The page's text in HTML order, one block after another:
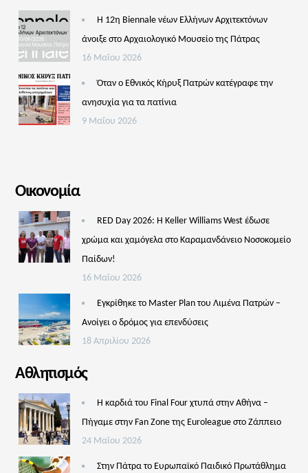
Η 12η Biennale νέων Ελλήνων Αρχιτεκτόνων
άνοιξε στο Αρχαιολογικό Μουσείο της Πάτρας
16 Μαΐου 2026
Όταν ο Εθνικός Κήρυξ Πατρών κατέγραφε την
ανησυχία για τα πατίνια
9 Μαΐου 2026
Οικονομία
RED Day 2026: Η Keller Williams West έδωσε
χρώμα και χαμόγελα στο Καραμανδάνειο Νοσοκομείο
Παίδων!
16 Μαΐου 2026
Εγκρίθηκε το Master Plan του Λιμένα Πατρών –
Aνοίγει ο δρόμος για επενδύσεις
18 Απριλίου 2026
Αθλητισμός
Η καρδιά του Final Four χτυπά στην Αθήνα –
Πήγαμε στην Fan Zone της Euroleague στο Ζάππειο
24 Μαΐου 2026
Στην Πάτρα το Ευρωπαϊκό Παιδικό Πρωτάθλημα